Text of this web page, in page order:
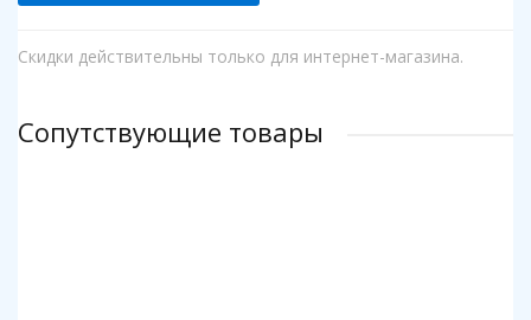
Скидки действительны только для интернет-магазина.
Сопутствующие товары